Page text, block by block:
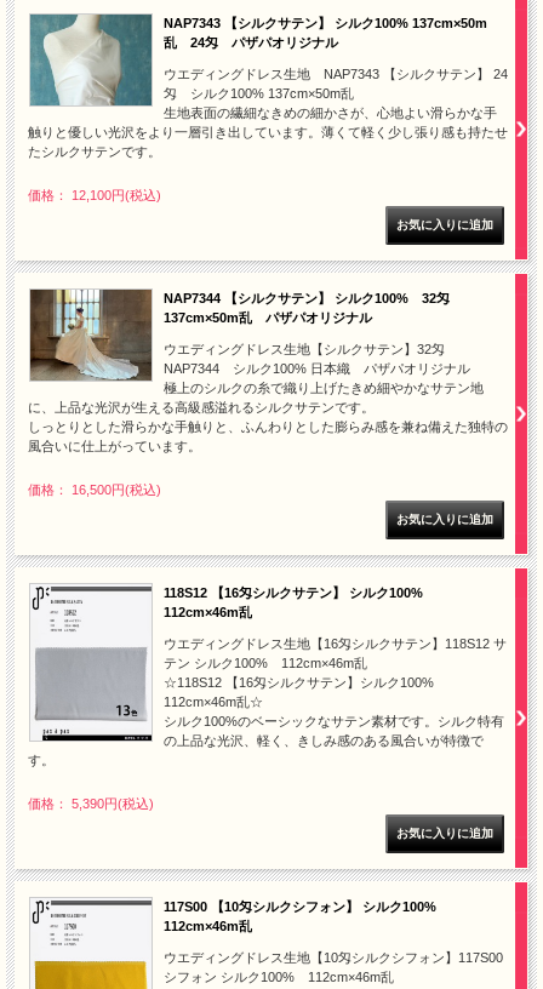
NAP7343 【シルクサテン】 シルク100% 137cm×50m
乱 24匁 パザパオリジナル
ウエディングドレス生地 NAP7343 【シルクサテン】 24
匁 シルク100% 137cm×50m乱
生地表面の繊細なきめの細かさが、心地よい滑らかな手
触りと優しい光沢をより一層引き出しています。薄くて軽く少し張り感も持たせ
たシルクサテンです。
価格： 12,100円(税込)
NAP7344 【シルクサテン】 シルク100% 32匁
137cm×50m乱 パザパオリジナル
ウエディングドレス生地【シルクサテン】32匁
NAP7344 シルク100% 日本織 パザパオリジナル
極上のシルクの糸で織り上げたきめ細やかなサテン地
に、上品な光沢が生える高級感溢れるシルクサテンです。
しっとりとした滑らかな手触りと、ふんわりとした膨らみ感を兼ね備えた独特の
風合いに仕上がっています。
価格： 16,500円(税込)
118S12 【16匁シルクサテン】 シルク100%
112cm×46m乱
ウエディングドレス生地【16匁シルクサテン】118S12 サ
テン シルク100% 112cm×46m乱
☆118S12 【16匁シルクサテン】シルク100%
112cm×46m乱☆
シルク100%のベーシックなサテン素材です。シルク特有
の上品な光沢、軽く、きしみ感のある風合いが特徴で
す。
価格： 5,390円(税込)
117S00 【10匁シルクシフォン】 シルク100%
112cm×46m乱
ウエディングドレス生地【10匁シルクシフォン】117S00
シフォン シルク100% 112cm×46m乱